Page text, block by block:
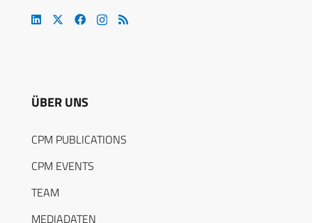
ÜBER UNS
CPM PUBLICATIONS
CPM EVENTS
TEAM
MEDIADATEN